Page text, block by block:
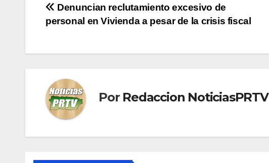
Navegación
de
entradas
Denuncian reclutamiento excesivo de
personal en Vivienda a pesar de la crisis fiscal
Por Redaccion NoticiasPRTV